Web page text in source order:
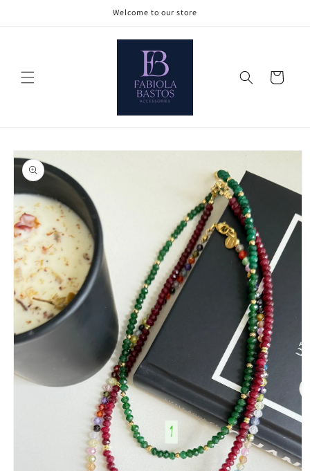
Welcome to our store
Carrito
directamente
a la
información
del producto